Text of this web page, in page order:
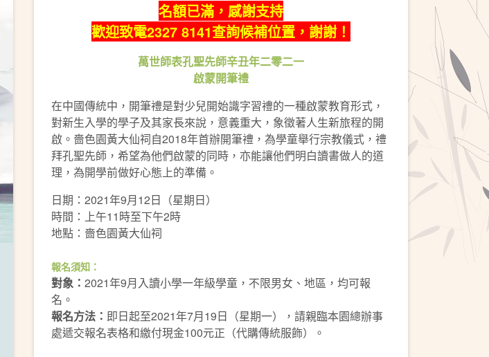
名額已滿，感謝支持
歡迎致電2327 8141查詢候補位置，謝謝！
萬世師表孔聖先師辛丑年二零二一
啟蒙開筆禮
在中國傳統中，開筆禮是對少兒開始識字習禮的一種啟蒙教育形式，
對新生入學的學子及其家長來說，意義重大，象徵著人生新旅程的開
啟。嗇色園黃大仙祠自2018年首辦開筆禮，為學童舉行宗教儀式，禮
拜孔聖先師，希望為他們啟蒙的同時，亦能讓他們明白讀書做人的道
理，為開學前做好心態上的準備。
日期：2021年9月12日（星期日）
時間：上午11時至下午2時
地點：嗇色園黃大仙祠
報名須知：
對象： 2021年9月入讀小學一年級學童，不限男女、地區，均可報
名。
報名方法： 即日起至2021年7月19日（星期一），請親臨本園總辦事
處遞交報名表格和繳付現金100元正（代購傳統服飾）。